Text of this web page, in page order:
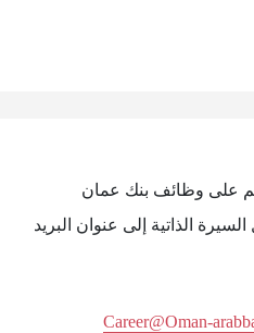
على وظائف بنك عمان
الذاتية إلى عنوان البريد
Career@Oman-